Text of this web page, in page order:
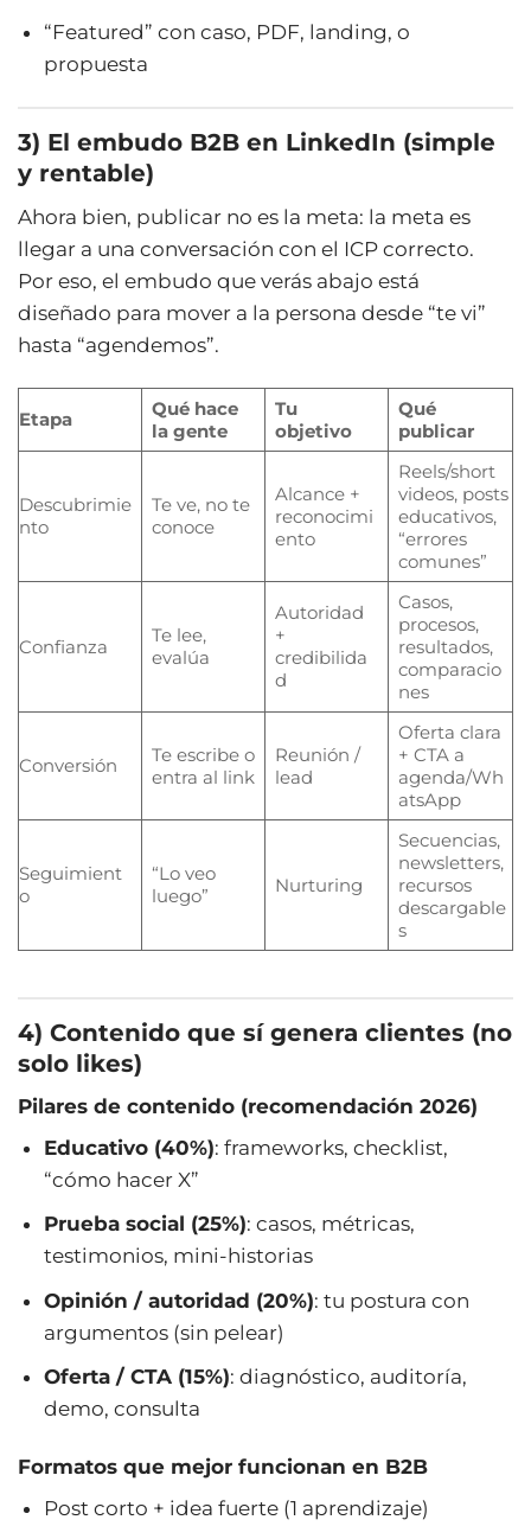
“Featured” con caso, PDF, landing, o
propuesta
3) El embudo B2B en LinkedIn (simple
y rentable)
Ahora bien, publicar no es la meta: la meta es
llegar a una conversación con el ICP correcto.
Por eso, el embudo que verás abajo está
diseñado para mover a la persona desde “te vi”
hasta “agendemos”.
Etapa
Qué hace
la gente
Tu
objetivo
Qué
publicar
Descubrimie
nto
Te ve, no te
conoce
Alcance +
reconocimi
ento
Reels/short
videos, posts
educativos,
“errores
comunes”
Confianza
Te lee,
evalúa
Autoridad
+
credibilida
d
Casos,
procesos,
resultados,
comparacio
nes
Conversión
Te escribe o
entra al link
Reunión /
lead
Oferta clara
+ CTA a
agenda/Wh
atsApp
Seguimient
o
“Lo veo
luego”
Nurturing
Secuencias,
newsletters,
recursos
descargable
s
4) Contenido que sí genera clientes (no
solo likes)
Pilares de contenido (recomendación 2026)
Educativo (40%): frameworks, checklist,
“cómo hacer X”
Prueba social (25%): casos, métricas,
testimonios, mini-historias
Opinión / autoridad (20%): tu postura con
argumentos (sin pelear)
Oferta / CTA (15%): diagnóstico, auditoría,
demo, consulta
Formatos que mejor funcionan en B2B
Post corto + idea fuerte (1 aprendizaje)